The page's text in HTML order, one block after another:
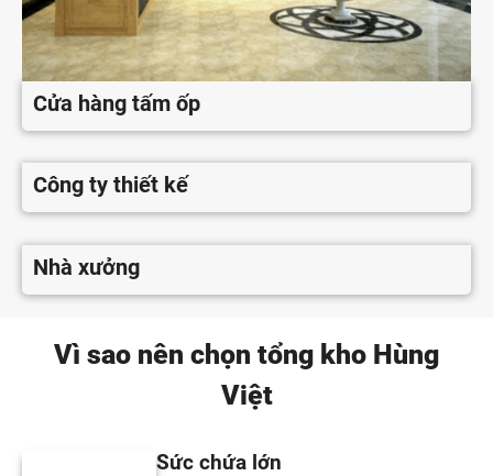
Cửa hàng tấm ốp
Công ty thiết kế
Nhà xưởng
Vì sao nên chọn tổng kho Hùng
Việt
Sức chứa lớn